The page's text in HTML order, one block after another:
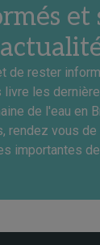
et
de rester
livre les
de l'eau en
rendez vous
importantes